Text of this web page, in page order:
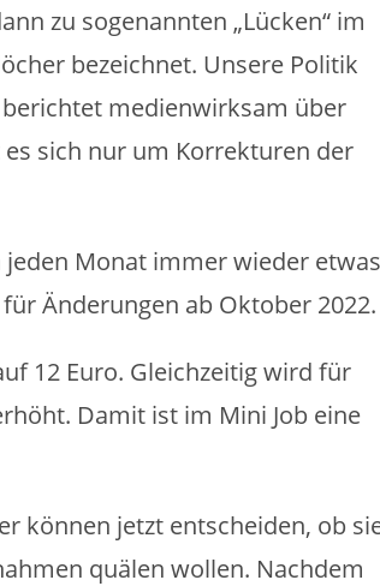
zu sogenannten „Lücken“ im
bezeichnet. Unsere Politik
medienwirksam über
sich nur um Korrekturen der
jeden Monat immer wieder etwas
Änderungen ab Oktober 2022.
12 Euro. Gleichzeitig wird für
Damit ist im Mini Job eine
können jetzt entscheiden, ob
quälen wollen. Nachdem